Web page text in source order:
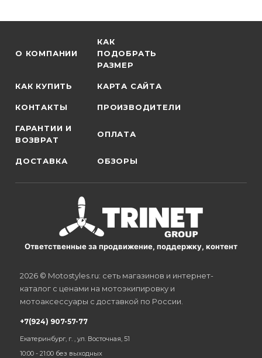
О КОМПАНИИ
КАК
ПОДОБРАТЬ
РАЗМЕР
КАК КУПИТЬ КАРТА САЙТА
КОНТАКТЫ ПРОИЗВОДИТЕЛИ
ГАРАНТИИ И
ВОЗВРАТ
ОПЛАТА
ДОСТАВКА ОБЗОРЫ
Ответственные за продвижение, поддержку, контент
2026 © Motostyles.ru: сеть магазинов и интернет-
каталог с ценами на мотоэкипировку и
мотоаксессуары с доставкой по России.
+7(924) 907-57-77
Екатеринбург, г. , ул. Восточная, 51
10:00 - 21:00 без выходных